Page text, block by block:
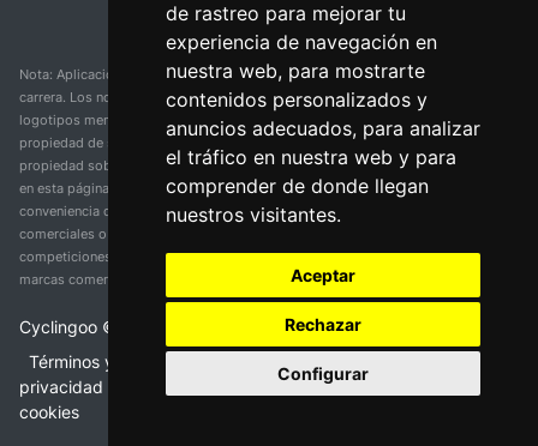
de rastreo para mejorar tu
experiencia de navegación en
nuestra web, para mostrarte
contenidos personalizados y
anuncios adecuados, para analizar
el tráfico en nuestra web y para
comprender de donde llegan
nuestros visitantes.
Aceptar
Rechazar
Configurar
Nota: Aplicación y web no oficial y no relacionada con ninguna organización o
carrera. Los nombres de equipos, competiciones, marcas comerciales y
logotipos mencionados en esta página de resultados de ciclismo son
propiedad de sus respectivos dueños. No tenemos afiliación, patrocinio ni
propiedad sobre estas marcas comerciales. Toda la información proporcionada
en esta página se presenta únicamente con fines informativos y para la
conveniencia de nuestros usuarios. Cualquier uso de nombres, marcas
comerciales o logotipos tiene el único propósito de identificar equipos y
competiciones y no implica asociación o respaldo. Todos los derechos de las
marcas comerciales mencionadas aquí pertenecen a sus propietarios legítimos.
Cyclingoo ©
Términos y condiciones del servicio
privacidad
Política de cookies • Cambiar opciones de
cookies